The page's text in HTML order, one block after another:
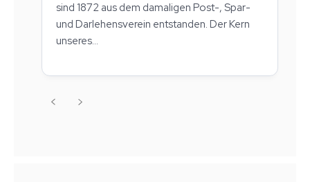
sind 1872 aus dem damaligen Post-, Spar-
und Darlehensverein entstanden. Der Kern
unseres...